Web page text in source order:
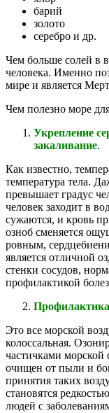
барий
золото
серебро и др.
Чем больше солей в
человека. Именно
мире и является
Чем полезно море
Укрепление
закаливание.
Как известно,
температура тела.
превышает градус
человек заходит в
сужаются, и кровь
озноб сменяется
ровным,
является отличной
стенки сосудов,
профилактикой
Это все морской
колоссальная.
частичками
очищен от пыли и
принятия таких
становятся
людей с